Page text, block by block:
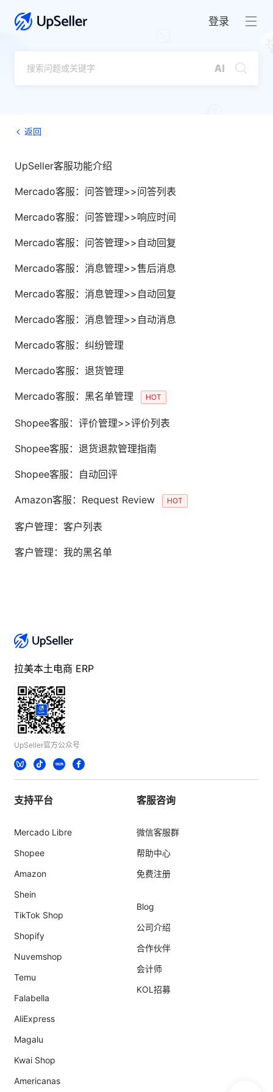
登录
返回
UpSeller客服功能介绍
Mercado客服：问答管理>>问答列表
Mercado客服：问答管理>>响应时间
Mercado客服：问答管理>>自动回复
Mercado客服：消息管理>>售后消息
Mercado客服：消息管理>>自动回复
Mercado客服：消息管理>>自动消息
Mercado客服：纠纷管理
Mercado客服：退货管理
Mercado客服：黑名单管理 HOT
Shopee客服：评价管理>>评价列表
Shopee客服：退货退款管理指南
Shopee客服：自动回评
Amazon客服：Request Review HOT
客户管理：客户列表
客户管理：我的黑名单
拉美本土电商 ERP
UpSeller官方公众号
支持平台
Mercado Libre
Shopee
Amazon
Shein
TikTok Shop
Shopify
Nuvemshop
Temu
Falabella
AliExpress
Magalu
Kwai Shop
Americanas
客服咨询
微信客服群
帮助中心
免费注册
Blog
公司介绍
合作伙伴
会计师
KOL招募